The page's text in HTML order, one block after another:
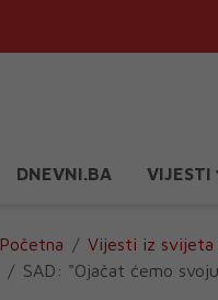
DNEVNI.BA VIJESTI
Početna
Vijesti iz svijeta
SAD: "Ojačat ćemo